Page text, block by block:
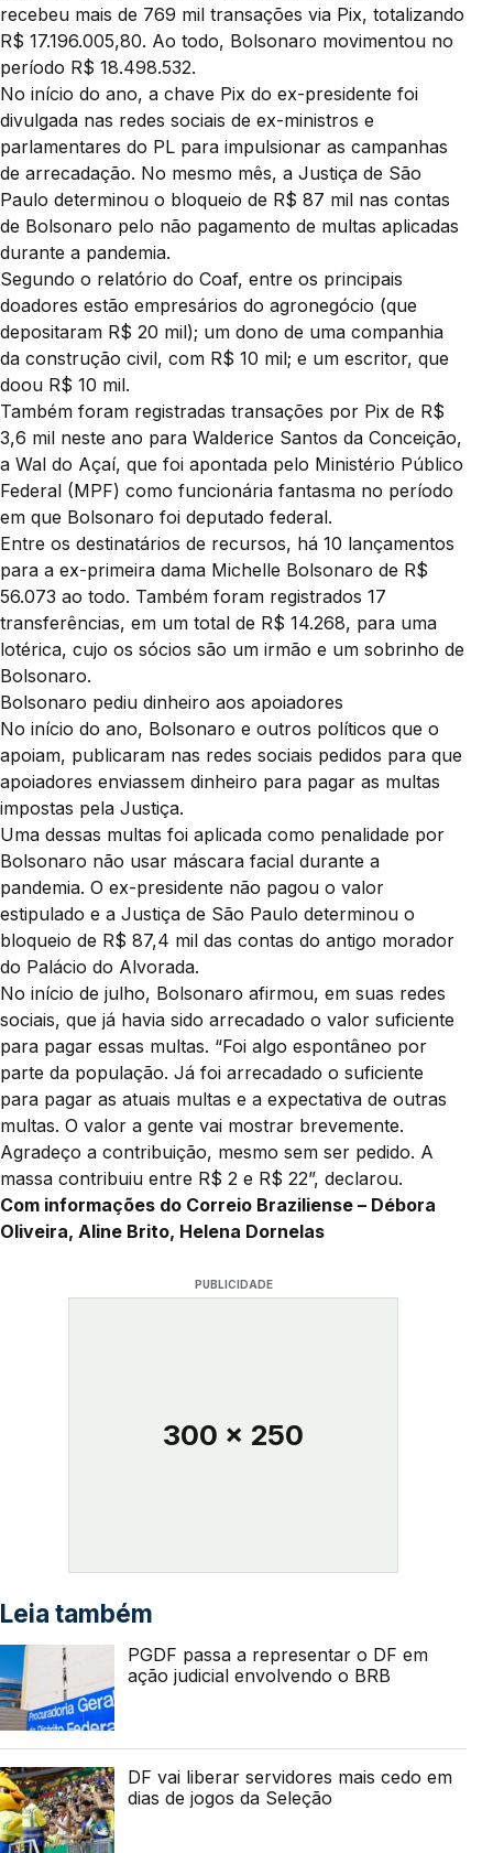
recebeu mais de 769 mil transações via Pix, totalizando
R$ 17.196.005,80. Ao todo, Bolsonaro movimentou no
período R$ 18.498.532.
No início do ano, a chave Pix do ex-presidente foi
divulgada nas redes sociais de ex-ministros e
parlamentares do PL para impulsionar as campanhas
de arrecadação. No mesmo mês, a Justiça de São
Paulo determinou o bloqueio de R$ 87 mil nas contas
de Bolsonaro pelo não pagamento de multas aplicadas
durante a pandemia.
Segundo o relatório do Coaf, entre os principais
doadores estão empresários do agronegócio (que
depositaram R$ 20 mil); um dono de uma companhia
da construção civil, com R$ 10 mil; e um escritor, que
doou R$ 10 mil.
Também foram registradas transações por Pix de R$
3,6 mil neste ano para Walderice Santos da Conceição,
a Wal do Açaí, que foi apontada pelo Ministério Público
Federal (MPF) como funcionária fantasma no período
em que Bolsonaro foi deputado federal.
Entre os destinatários de recursos, há 10 lançamentos
para a ex-primeira dama Michelle Bolsonaro de R$
56.073 ao todo. Também foram registrados 17
transferências, em um total de R$ 14.268, para uma
lotérica, cujo os sócios são um irmão e um sobrinho de
Bolsonaro.
Bolsonaro pediu dinheiro aos apoiadores
No início do ano, Bolsonaro e outros políticos que o
apoiam, publicaram nas redes sociais pedidos para que
apoiadores enviassem dinheiro para pagar as multas
impostas pela Justiça.
Uma dessas multas foi aplicada como penalidade por
Bolsonaro não usar máscara facial durante a
pandemia. O ex-presidente não pagou o valor
estipulado e a Justiça de São Paulo determinou o
bloqueio de R$ 87,4 mil das contas do antigo morador
do Palácio do Alvorada.
No início de julho, Bolsonaro afirmou, em suas redes
sociais, que já havia sido arrecadado o valor suficiente
para pagar essas multas. “Foi algo espontâneo por
parte da população. Já foi arrecadado o suficiente
para pagar as atuais multas e a expectativa de outras
multas. O valor a gente vai mostrar brevemente.
Agradeço a contribuição, mesmo sem ser pedido. A
massa contribuiu entre R$ 2 e R$ 22”, declarou.
Com informações do Correio Braziliense – Débora
Oliveira, Aline Brito, Helena Dornelas
PUBLICIDADE
300 x 250
Leia também
PGDF passa a representar o DF em
ação judicial envolvendo o BRB
DF vai liberar servidores mais cedo em
dias de jogos da Seleção